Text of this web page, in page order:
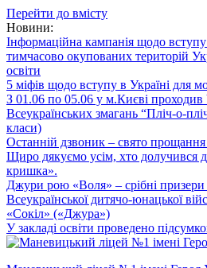
Перейти до вмісту
Новини:
Інформаційна кампанія щодо вступу
тимчасово окупованих територій
освіти
5 міфів щодо вступу в Україні для
З 01.06 по 05.06 у м.Києві проходив
Всеукраїнських змагань “Пліч-о-
класи)
Останній дзвоник – свято
Щиро дякуємо усім, хто долучився
кришка».
Джури рою «Воля» – срібні призери
Всеукраїнської дитячо-юнацької
«Сокіл» («Джура»)
У закладі освіти проведено